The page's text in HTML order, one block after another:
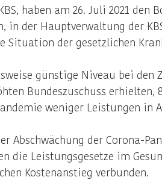
haben am 26. Juli 2021 den
in der Hauptverwaltung der
der gesetzlichen
günstige Niveau bei
Bundeszuschuss
weniger Leistungen in
Abschwächung der Corona-
die Leistungsgesetze im
Kostenanstieg verbunden.